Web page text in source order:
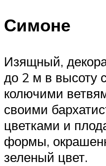
Симоне
Изящный,
до 2 м в высоту
колючими
своими
цветками и
формы,
зеленый цвет.